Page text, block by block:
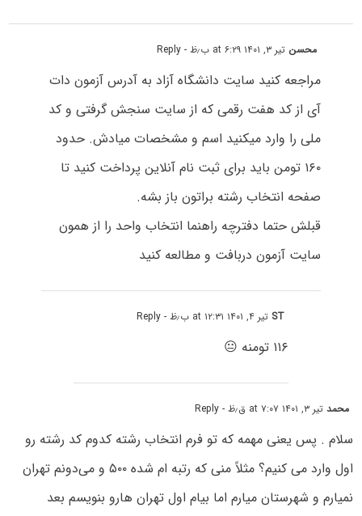
محسن تیر ۳, ۱۴۰۱ at ۶:۲۹ ب٫ظ - Reply
مراجعه کنید سایت دانشگاه آزاد به آدرس آزمون دات
آی از کد هفت رقمی که از سایت سنجش گرفتی و کد
ملی را وارد میکنید اسم و مشخصات میادش. حدود
۱۶۰ تومن باید برای ثبت نام آنلاین پرداخت کنید تا
صفحه انتخاب رشته براتون باز بشه.
قبلش حتما دفترچه راهنما انتخاب واحد را از همون
سایت آزمون دربافت و مطالعه کنید
ST تیر ۴, ۱۴۰۱ at ۱۲:۳۱ ب٫ظ - Reply
۱۱۶ تومنه 😐
محمدتیر ۳, ۱۴۰۱ at ۷:۰۷ ق٫ظ - Reply
سلام . پس یعنی مهمه که تو فرم انتخاب رشته کدوم کد رشته رو
اول وارد می کنیم؟ مثلاً منی که رتبه ام شده ۵۰۰ و می‌دونم تهران
نمیارم و شهرستان میارم اما بیام اول تهران هارو بنویسم بعد